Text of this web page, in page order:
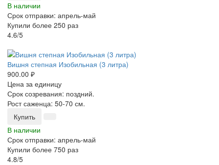
В наличии
Срок отправки: апрель-май
Купили более 250 раз
4.6/5
Вишня степная Изобильная (3 литра)
900.00 ₽
Цена за единицу
Срок созревания: поздний.
Рост саженца: 50-70 см.
Купить
В наличии
Срок отправки: апрель-май
Купили более 750 раз
4.8/5